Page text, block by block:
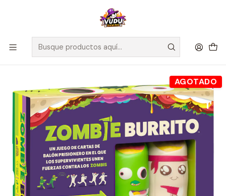
🚀 ¡Despachamos a todo Chile! Envío GRATIS a Regiones sobre
$100.000 y a RM sobre $35.000
Inicio Juegos de Mesa Editorial Exploding Kittens
Zombie Burrito - Español
AGOTADO